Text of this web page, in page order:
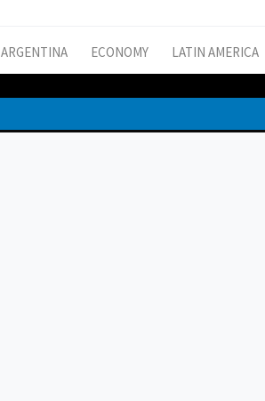
ARGENTINA ECONOMY LATIN AMERICA